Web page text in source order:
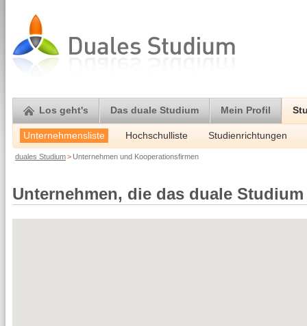
Los geht's Das duale Studium Mein Profil
Unternehmensliste Hochschulliste Studienrichtungen
duales Studium> Unternehmen und Kooperationsfirmen
Unternehmen, die das duale